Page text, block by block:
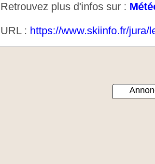
Retrouvez plus d'infos sur :
URL : https://www.skiinfo.fr/jura/